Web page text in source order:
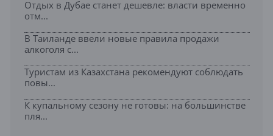
Отдых в Дубае станет дешевле: власти временно
отм...
В Таиланде ввели новые правила продажи
алкоголя с...
Туристам из Казахстана рекомендуют соблюдать
повы...
К купальному сезону не готовы: на большинстве
пля...